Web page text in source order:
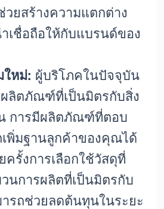
วยสร้างความแตกต่าง
เชื่อถือให้กับแบรนด์ของ
ใหม่: ผู้บริโภคในปัจจุบัน
ลิตภัณฑ์ที่เป็นมิตรกับสิ่ง
การมีผลิตภัณฑ์ที่ตอบ
พิ่มฐานลูกค้าของคุณได้
ครั้งการเลือกใช้วัสดุที่
นการผลิตที่เป็นมิตรกับ
รถช่วยลดต้นทุนในระยะ